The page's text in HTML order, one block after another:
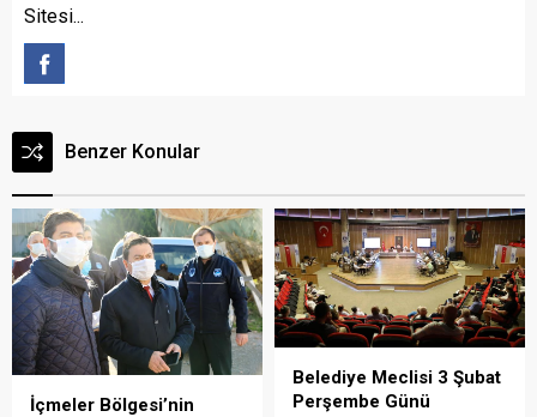
Sitesi...
Benzer Konular
İçmeler Bölgesi’nin
Belediye Meclisi 3 Şubat
Perşembe Günü